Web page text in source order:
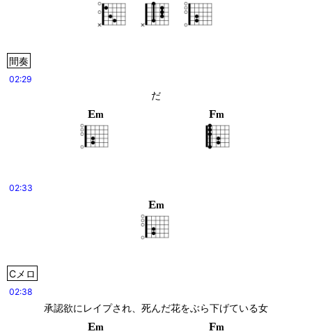
間奏
02:29
だ
Em Fm
02:33
Em
Cメロ
02:38
承認欲にレイプされ、死んだ花をぶら下げている女
Em Fm